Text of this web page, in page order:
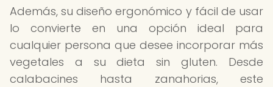
Además, su diseño ergonómico y fácil de usar
lo convierte en una opción ideal para
cualquier persona que desee incorporar más
vegetales a su dieta sin gluten. Desde
calabacines hasta zanahorias, este